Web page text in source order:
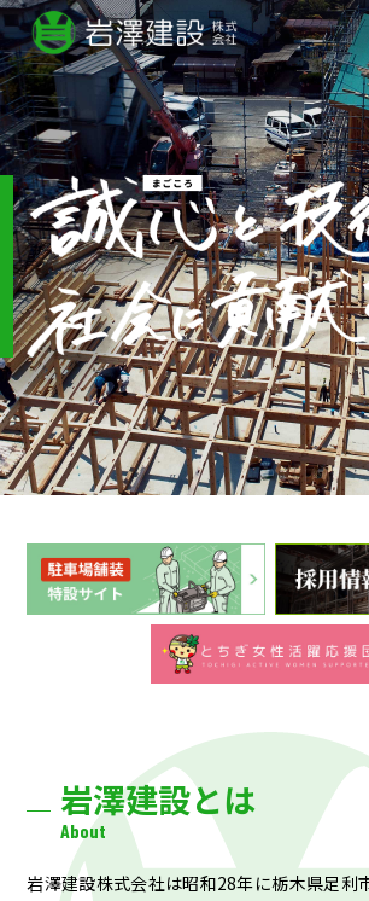
岩澤建設とは
About
岩澤建設株式会社は昭和28年に栃木県足利